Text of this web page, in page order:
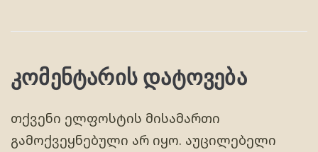
კომენტარის დატოვება
თქვენი ელფოსტის მისამართი
გამოქვეყნებული არ იყო. აუცილებელი